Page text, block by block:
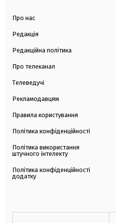
Про нас
Редакція
Редакційна політика
Про телеканал
Телеведучі
Рекламодавцям
Правила користування
Політика конфіденційності
Політика використання
штучного інтелекту
Політика конфіденційності
додатку